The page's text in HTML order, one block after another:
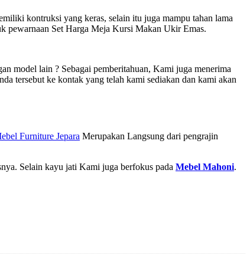
kontruksi yang keras, selain itu juga mampu tahan lama
pewarnaan Set Harga Meja Kursi Makan Ukir Emas.
model lain ? Sebagai pemberitahuan, Kami juga menerima
tersebut ke kontak yang telah kami sediakan dan kami akan
Furniture Jepara Merupakan Langsung dari pengrajin
Selain kayu jati Kami juga berfokus pada Mebel Mahoni.